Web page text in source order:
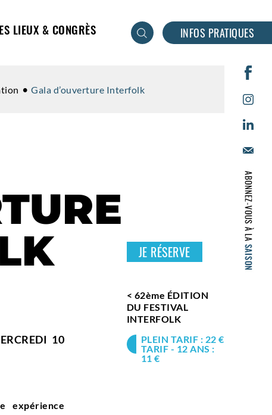
LIEUX & CONGRÈS INFOS PRATIQUES
Gala d’ouverture Interfolk
10
expérience
JE RÉSERVE
< 62ème ÉDITION
DU FESTIVAL
INTERFOLK
PLEIN TARIF : 22 €
TARIF - 12 ANS :
11 €